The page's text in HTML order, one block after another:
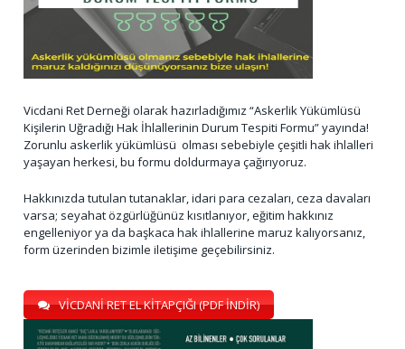
Vicdani Ret Derneği olarak hazırladığımız “Askerlik Yükümlüsü
Kişilerin Uğradığı Hak İhlallerinin Durum Tespiti Formu” yayında!
Zorunlu askerlik yükümlüsü olması sebebiyle çeşitli hak ihlalleri
yaşayan herkesi, bu formu doldurmaya çağırıyoruz.
Hakkınızda tutulan tutanaklar, idari para cezaları, ceza davaları
varsa; seyahat özgürlüğünüz kısıtlanıyor, eğitim hakkınız
engelleniyor ya da başkaca hak ihlallerine maruz kalıyorsanız,
form üzerinden bizimle iletişime geçebilirsiniz.
VİCDANİ RET EL KİTAPÇIĞI (PDF İNDİR)